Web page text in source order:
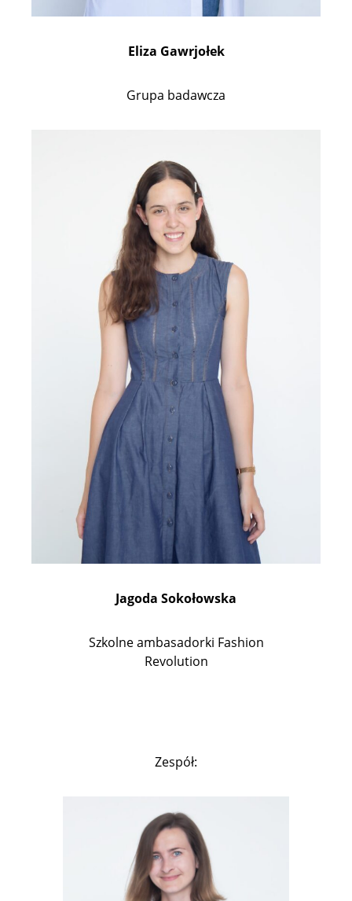
Eliza Gawrjołek
Grupa badawcza
Jagoda Sokołowska
Szkolne ambasadorki Fashion
Revolution
Zespół: